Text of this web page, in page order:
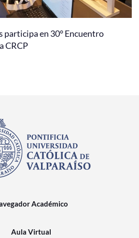
participa en 30° Encuentro
CRCP
Académico
Aula Virtual